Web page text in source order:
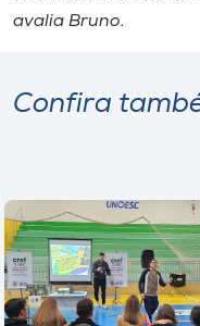
avalia Bruno.
Confira